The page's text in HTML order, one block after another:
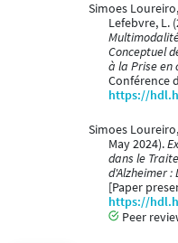
Simoes Loureiro,
Lefebvre, L.
Conceptuel
à la Prise en
Conférence
https://
Simoes
May 2024).
dans le
d'Alzheimer :
[Paper
https://
Peer